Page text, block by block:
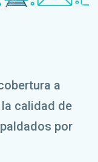
a
calidad de
por